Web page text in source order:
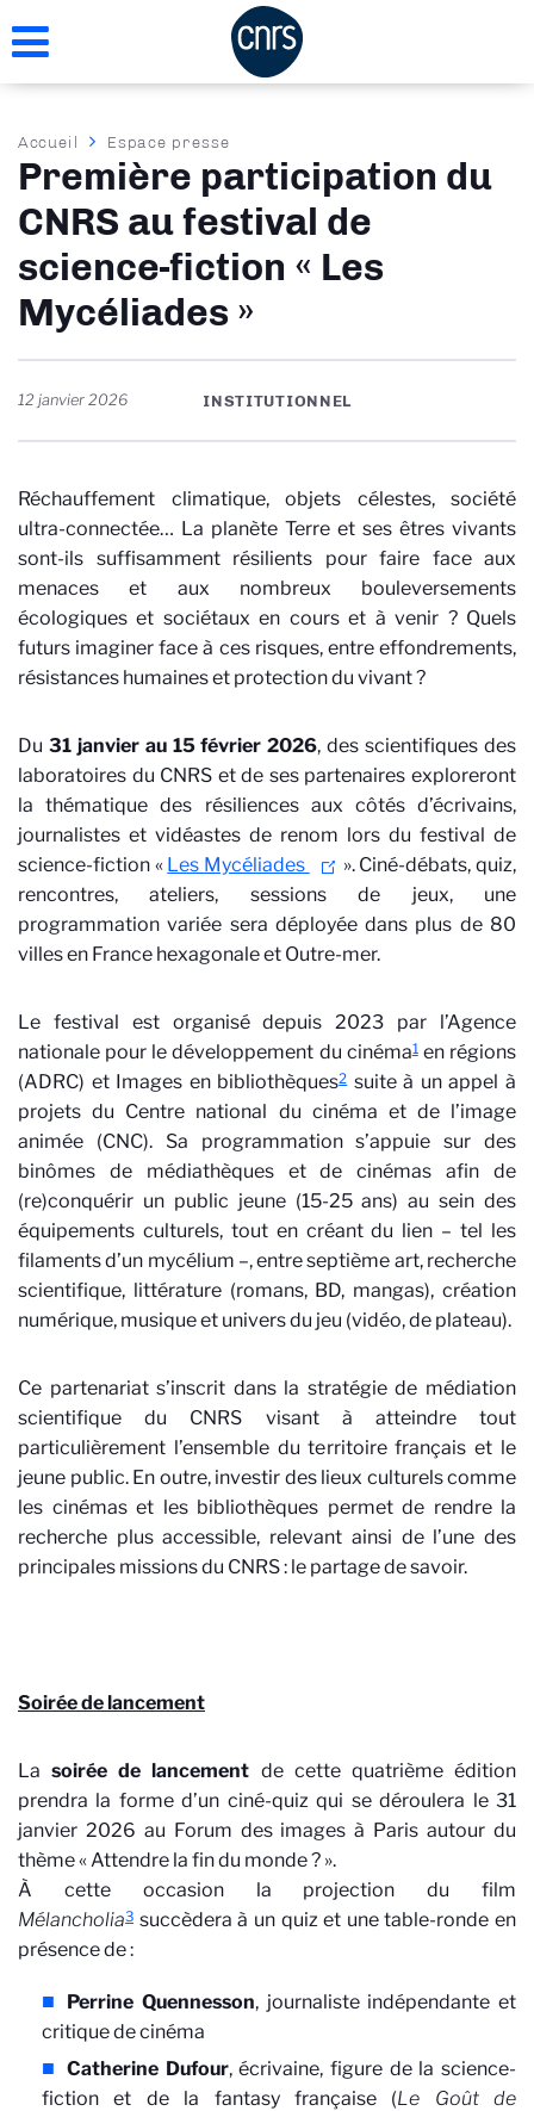
au
Fil
d'Ariane
Accueil Espace presse
Première participation du
CNRS au festival de
science-fiction « Les
Mycéliades »
12 janvier 2026 INSTITUTIONNEL
Réchauffement climatique, objets célestes, société
ultra-connectée… La planète Terre et ses êtres vivants
sont-ils suffisamment résilients pour faire face aux
menaces et aux nombreux bouleversements
écologiques et sociétaux en cours et à venir ? Quels
futurs imaginer face à ces risques, entre effondrements,
résistances humaines et protection du vivant ?
Du 31 janvier au 15 février 2026, des scientifiques des
laboratoires du CNRS et de ses partenaires exploreront
la thématique des résiliences aux côtés d’écrivains,
journalistes et vidéastes de renom lors du festival de
science-fiction « Les Mycéliades
». Ciné-débats, quiz,
rencontres, ateliers, sessions de jeux, une
programmation variée sera déployée dans plus de 80
villes en France hexagonale et Outre-mer.
Le festival est organisé depuis 2023 par l’Agence
nationale pour le développement du cinéma1en régions
(ADRC) et Images en bibliothèques2suite à un appel à
projets du Centre national du cinéma et de l’image
animée (CNC). Sa programmation s’appuie sur des
binômes de médiathèques et de cinémas afin de
(re)conquérir un public jeune (15-25 ans) au sein des
équipements culturels, tout en créant du lien – tel les
filaments d’un mycélium –, entre septième art, recherche
scientifique, littérature (romans, BD, mangas), création
numérique, musique et univers du jeu (vidéo, de plateau).
Ce partenariat s’inscrit dans la stratégie de médiation
scientifique du CNRS visant à atteindre tout
particulièrement l’ensemble du territoire français et le
jeune public. En outre, investir des lieux culturels comme
les cinémas et les bibliothèques permet de rendre la
recherche plus accessible, relevant ainsi de l’une des
principales missions du CNRS : le partage de savoir.
Soirée de lancement
Lasoirée de lancement de cette quatrième édition
prendra la forme d’un ciné-quiz qui se déroulera le 31
janvier 2026 au Forum des images à Paris autour du
thème « Attendre la fin du monde ? ».
À cette occasion la projection du film
Mélancholia3 succèdera à un quiz et une table-ronde en
présence de :
Perrine Quennesson, journaliste indépendante et
critique de cinéma
Catherine Dufour, écrivaine, figure de la science-
fiction et de la fantasy française (Le Goût de